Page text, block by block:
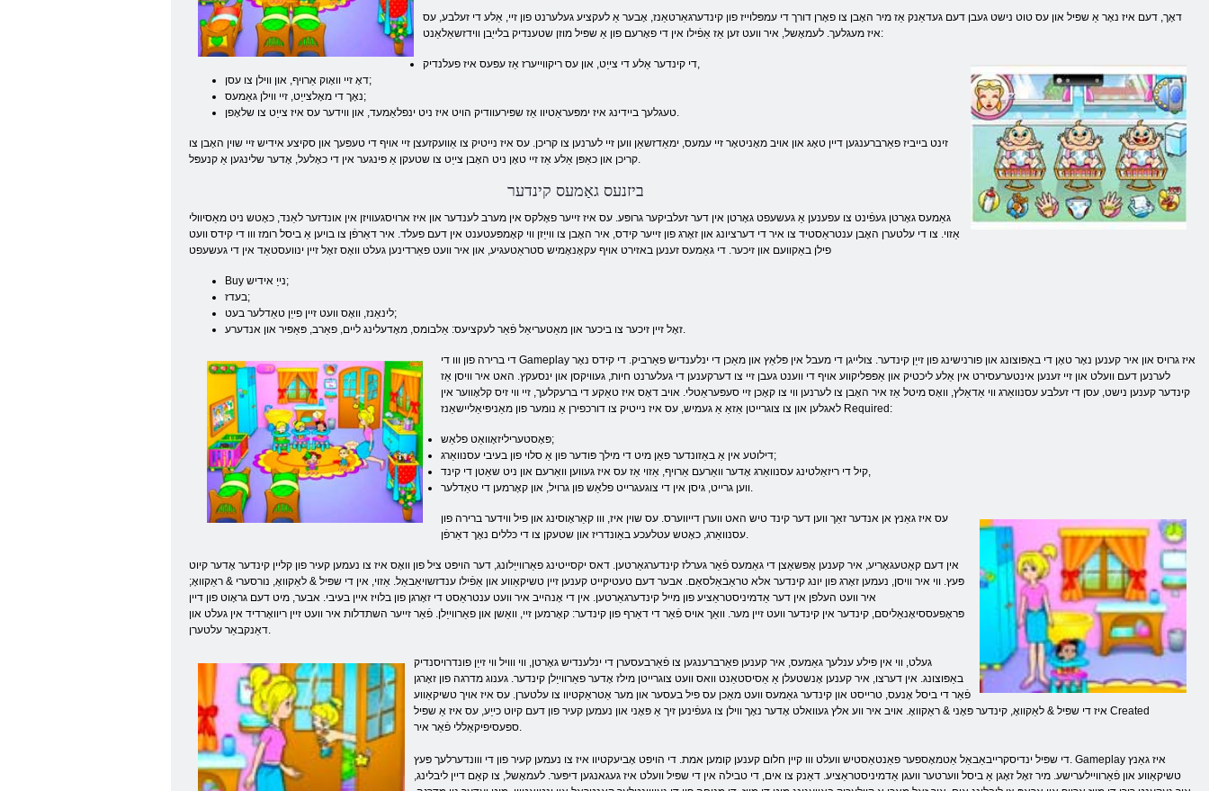
דאָך, דעם איז נאָר אַ שפּיל און עס טוט נישט געבן דעם געדאַנק אַז מיר האָבן צו פאָרן דורך די עמפּלוייז פון קינדערגאַרטאַנז, אָבער אַ לעקציע געלערנט פון זיי, אַלע די זעלבע, עס
איז מעגלעך. לעמאָשל, איר וועט זען אַז אַפֿילו אין די פאָרעם פון אַ שפּיל מוזן שטענדיק בלייַבן ווידזשאַלאַנט:
די קינדער אַלע די צייַט, און עס ריקווייערז אַז עפּעס איז פעלנדיק,
דאָ זיי וואָוק אַרויף, און ווילן צו עסן;
נאָך די מאָלצייַט, זיי ווילן גאַמעס;
טעגלעך ביידינג איז ימפּעראַטיוו אַז שפּירעוודיק הויט איז ניט ינפלאַמעד, און ווידער עס איז צייַט צו שלאָפן.
זינט בייביז פאַרברענגען דיין טאָג און אויב מאָניטאָר זיי עמעס, ימאַדזשאַן ווען זיי לערנען צו קריכן. עס איז נייטיק צו אַוועקזעצן זיי אויף די טעפּעך און סקיצע אידיש זיי שוין האָבן צו
קריכן און כאַפּן אַלע אַז זיי טאָן ניט האָבן צייַט צו שטעקן אַ פינגער אין די כאָלעל, אָדער שלינגען אַ קנעפּל.
ביזנעס גאַמעס קינדער
גאַמעס גאָרטן געפֿינט צו עפענען אַ געשעפט גאָרטן אין דער זעלביקער גרופּע. עס איז זייער פאָלקס אין מערב לענדער און איז ארויסגעוויזן אין אונדזער לאַנד, כאָטש ניט מאַסיוולי
אַזוי. צו די עלטערן האָבן ענטראַסטיד צו איר די דערציונג און זאָרג פון זייער קידס, איר האָבן צו ווייַזן ווי קאָמפּעטענט אין דעם פעלד. איר דאַרפֿן צו בויען אַ ביסל רומז ווו די קידס וועט
פילן באַקוועם און זיכער. די גאַמעס זענען באזירט אויף עקאָנאָמיש סטראַטעגיע, און איר וועט פאַרדינען געלט וואָס זאָל זיין ינוועסטאַד אין די געשעפט
Buy נייַ אידיש;
בעדז;
לינאַנז, וואָס וועט זיין פייַן טאַדלער בעט;
זאָל זיין זיכער צו ביכער און מאַטעריאַל פֿאַר לעקציעס: אַלבומס, מאָדעלינג ליים, פאַרב, פּאַפּיר און אנדערע.
די ברירה פון ווו די Gameplay איז גרויס און איר קענען נאָר טאָן די באַפּוצונג און פורנישינג פון זייַן קינדער. צולייגן די מעבל אין פּלאַץ און מאַכן די ינלענדיש פאַרביק. די קידס נאָר
לערנען דעם וועלט און זיי זענען אינטערעסירט אין אַלע ליכטיק און אַפּפּליקווע אויף די ווענט געבן זיי צו דערקענען די געלערנט חיות, געוויקסן און ינסעקץ. האט איר וויסן אַז
קינדער קענען נישט, עסן די זעלבע עסנוואַרג ווי אַדאַלץ, וואָס מיטל אַז איר האָבן צו לערנען ווי צו קאָכן זיי סעפּעראַטלי. אויב דאָס איז טאַקע די ברעקלעך, זיי ווי זיס קלאָווער אין
לאגלען און צו צוגרייטן אַזאַ אַ געמיש, עס איז נייטיק צו דורכפירן אַ נומער פון מאַניפּיאַליישאַנז Required:
פּאָסטעריליזאָוואַט פלאַש;
דילוטע אין אַ באַזונדער פאַן מיט די מילך פּודער פון אַ סלוי פון בעיבי עסנוואַרג;
קיל די ריזאַלטינג עסנוואַרג אָדער וואַרעם אַרויף, אַזוי אַז עס איז געווען וואַרעם און ניט שאַטן די קינד,
ווען גרייט, גיסן אין די צוגעגרייט פלאַש פון גרויל, און קאָרמען די טאַדלער.
עס איז גאַנץ אן אנדער זאַך ווען דער קינד טיש האט ווערן דייווערס. עס שוין איז, ווו קאַראָוסינג און פיל ווידער ברירה פון
עסנוואַרג, כאָטש עטלעכע באַונדריז און שטעקן צו די כּללים נאָך דאַרפֿן.
אין דעם קאַטעגאָריע, איר קענען אָפּשאַצן די גאַמעס פֿאַר גערלז קינדערגאַרטען. דאס יקסייטינג פאַרווייַלונג, דער הויפּט ציל פון וואָס איז צו נעמען קעיר פון קליין קינדער אָדער קיוט
פּעץ. ווי איר וויסן, נעמען זאָרג פון יונג קינדער אלא טראַבאַלסאַם. אבער דעם טעטיקייט קענען זיין טשיקאַווע און אַפֿילו ענדזשויאַבאַל. אַזוי, אין די שפּיל & לאַקוואָ, נורסערי & ראַקוואָ;
איר וועט העלפן אין דער אַדמיניסטראַציע פון ​​מייל קינדערגאַרטען. אין די אָנהייב איר וועט ענטראַסט די זאָרגן פון בלויז איין בעיבי. אבער, מיט דעם גראָוט פון דיין
פּראָפעססיאָנאַליסם, קינדער אין קינדער וועט זיין מער. וואַך אויס פֿאַר די דאַרף פון קינדער: קאָרמען זיי, וואַשן און פאַרווייַלן. פֿאַר זייער השתדלות איר וועט זיין ריוואָרדיד אין געלט און
דאַנקבאַר עלטערן.
געלט, ווי אין פילע ענלעך גאַמעס, איר קענען פאַרברענגען צו פֿאַרבעסערן די ינלענדיש גאָרטן, ווי ווויל ווי זייַן פונדרויסנדיק
באַפּוצונג. אין דערצו, איר קענען אָנשטעלן אַ אַסיסטאַנט וואס וועט צוגרייטן מילז אָדער פאַרווייַלן קינדער. גענוג מדרגה פון זאָרגן
פֿאַר די ביסל אָנעס, טרייסט און קינדער גאַמעס וועט מאַכן עס פיל בעסער און מער אַטראַקטיוו צו עלטערן. עס איז אויך טשיקאַווע
איז די שפּיל & לאַקוואָ, קינדער פּאָני & ראַקוואָ. אויב איר ווע אלץ געוואלט אָדער נאָך ווילן צו געפֿינען זיך אַ פּאָני און נעמען קעיר פון דעם קיוט כייַע, עס איז אַ שפּיל Created
ספּעסיפיקאַללי פֿאַר איר.
די שפּיל ינדיסקרייבאַבאַל אַטמאָספער פאַנטאַסטיש וועלט ווו קיין חלום קענען קומען אמת. די הויפּט אָביעקטיוו איז צו נעמען קעיר פון די ווונדערלעך פּעץ. Gameplay איז גאַנץ
טשיקאַווע און פֿאַרוויילערישע. מיר זאָל זאָגן אַ ביסל ווערטער וועגן אַדמיניסטראַציע. דאַנק צו אים, די טבילה אין די שפּיל וועלט איז געגאנגען דיפּער. לעמאָשל, צו קאַם דיין ליבלינג,